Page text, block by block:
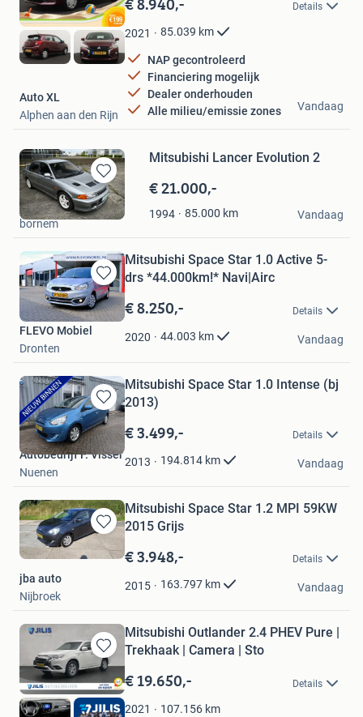
Mijn
Favorieten
Details
2021 85.039 km
NAP gecontroleerd
Financiering mogelijk
Dealer onderhouden
Alle milieu/emissie zones
Auto XL
Alphen aan den Rijn
Vandaag
Bewaren
in
Mijn
Mitsubishi Lancer Evolution 2
€ 21.000,-
1994 85.000 km
Alain
bornem
Vandaag
Bewaren
in
Mijn
Favorieten
Mitsubishi Space Star 1.0 Active 5-
drs *44.000km!* Navi|Airc
€ 8.250,- Details
2020 44.003 km
FLEVO Mobiel
Dronten
Vandaag
Bewaren
in
Mijn
Favorieten
Mitsubishi Space Star 1.0 Intense (bj
2013)
€ 3.499,- Details
2013 194.814 km
Autobedrijf F. Visser
Nuenen
Vandaag
Bewaren
in
Favorieten
Mitsubishi Space Star 1.2 MPI 59KW
2015 Grijs
€ 3.948,- Details
2015 163.797 km
jba auto
Nijbroek
Vandaag
Bewaren
in
Mijn
Favorieten
Mitsubishi Outlander 2.4 PHEV Pure |
Trekhaak | Camera | Sto
€ 19.650,- Details
2021 107.156 km